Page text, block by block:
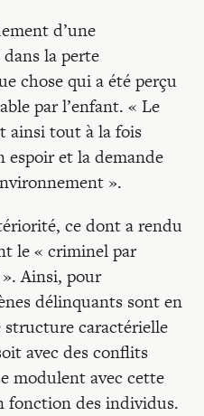
d’une
la perte
chose qui a été perçu
par l’enfant. « Le
ainsi tout à la fois
espoir et la demande
».
ce dont a rendu
le « criminel par
Ainsi, pour
délinquants sont en
caractérielle
avec des conflits
modulent avec cette
fonction des individus.